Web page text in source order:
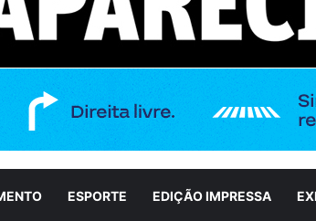
ESPORTE EDIÇÃO IMPRESSA